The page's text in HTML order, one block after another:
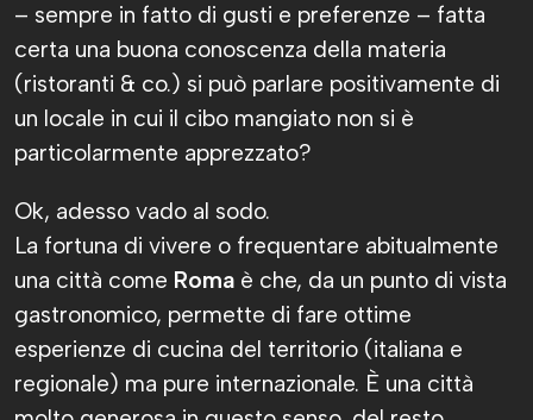
– sempre in fatto di gusti e preferenze – fatta
certa una buona conoscenza della materia
(ristoranti & co.) si può parlare positivamente di
un locale in cui il cibo mangiato non si è
particolarmente apprezzato?
Ok, adesso vado al sodo.
La fortuna di vivere o frequentare abitualmente
una città come Roma è che, da un punto di vista
gastronomico, permette di fare ottime
esperienze di cucina del territorio (italiana e
regionale) ma pure internazionale. È una città